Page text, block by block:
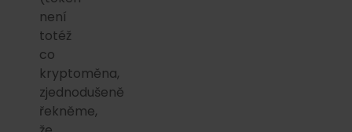
není
totéž
co
kryptoměna,
zjednodušeně
řekněme,